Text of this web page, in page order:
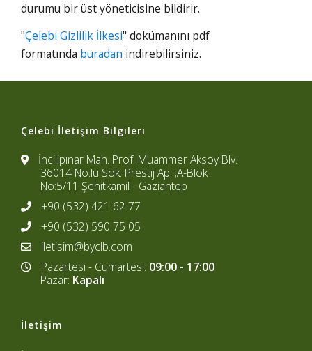
durumu bir üst yöneticisine bildirir.
"Çelebi Gizlilik İlkesi" dokümanını pdf
formatında buradan indirebilirsiniz.
Çelebi İletişim Bilgileri
İncilipınar Mah. Prof. Muammer Aksoy Blv.
36014 No.lu Sok. Prestij Ap. ;A-Blok
No:5/11 Şehitkamil - Gaziantep
+90 (532) 421 62 77
+90 (532) 590 75 05
iletisim@byclb.com
Pazartesi - Cumartesi: 09:00 - 17:00
Pazar: Kapalı
İletişim